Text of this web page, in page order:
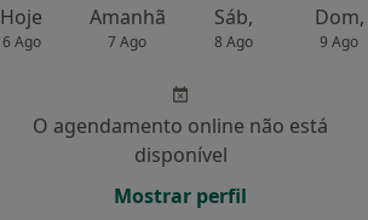
Hoje
6 Ago
Amanhã
7 Ago
Sáb,
8 Ago
Dom,
9 Ago
O agendamento online não está
disponível
Mostrar perfil